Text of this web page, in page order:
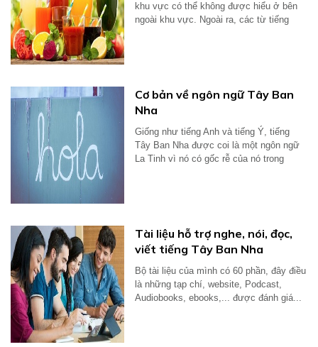
khu vực có thể không được hiểu ở bên
ngoài khu vực. Ngoài ra, các từ tiếng
Cơ bản về ngôn ngữ Tây Ban
Nha
Giống như tiếng Anh và tiếng Ý, tiếng
Tây Ban Nha được coi là một ngôn ngữ
La Tinh vì nó có gốc rễ của nó trong
Tài liệu hỗ trợ nghe, nói, đọc,
viết tiếng Tây Ban Nha
Bộ tài liệu của mình có 60 phần, đây điều
là những tạp chí, website, Podcast,
Audiobooks, ebooks,... được đánh giá...